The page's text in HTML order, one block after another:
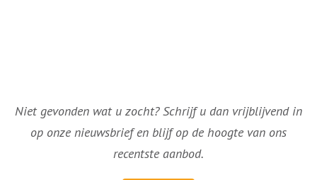
Niet gevonden wat u zocht? Schrijf u dan vrijblijvend in
op onze nieuwsbrief en blijf op de hoogte van ons
recentste aanbod.